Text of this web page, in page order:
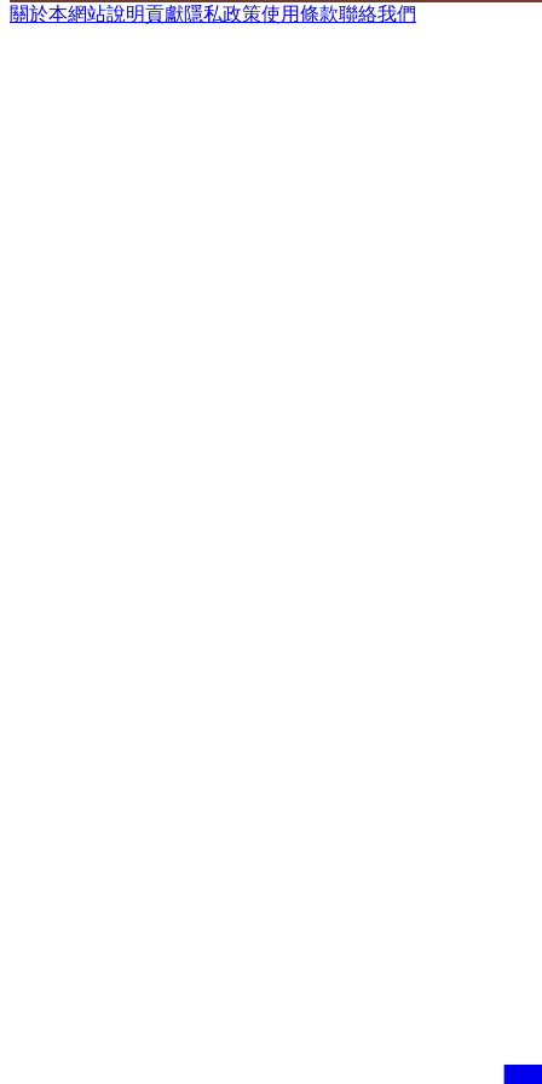
關於本網站說明貢獻隱私政策使用條款聯絡我們